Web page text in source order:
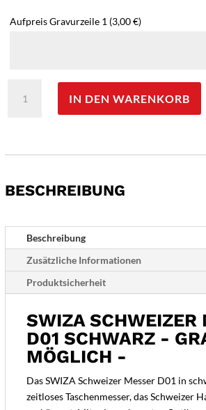
Aufpreis Gravurzeile 1 (3,00 €)
Schweizer
Gravur
möglich
Menge
IN DEN WARENKORB
BESCHREIBUNG
Beschreibung
Zusätzliche Informationen
Produktsicherheit
SWIZA SCHWEIZER
D01 SCHWARZ -
MÖGLICH -
Das SWIZA Schweizer Messer D01 in
zeitloses Taschenmesser, das Schweizer